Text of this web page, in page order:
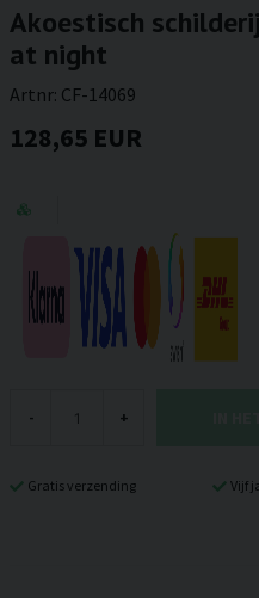
Akoestisch
at night
Artnr: CF-14069
128,65 EUR
- +
Gratis verzending Vijf